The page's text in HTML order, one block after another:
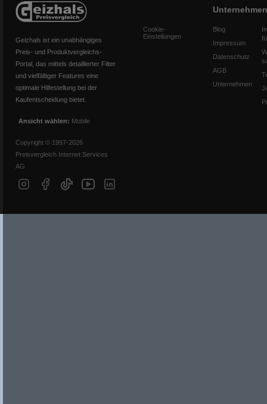
Geizhals ist ein unabhängiges
Preis- und Produktvergleichs-
Portal, das mittels detaillierter Filter
und vielfältiger Features eine
optimale Hilfestellung bei der
Kaufentscheidung bietet.
Ansicht wählen: Mobile
Copyright © 1997-2026
Preisvergleich Internet Services
AG
Cookie-
Einstellungen
Unternehmen
Blog
Impressum
Datenschutz
AGB
Unternehmen